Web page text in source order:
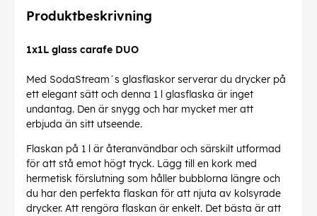
Produktbeskrivning
1x1L glass carafe DUO
Med SodaStream´s glasflaskor serverar du drycker på
ett elegant sätt och denna 1 l glasflaska är inget
undantag. Den är snygg och har mycket mer att
erbjuda än sitt utseende.
Flaskan på 1 l är återanvändbar och särskilt utformad
för att stå emot högt tryck. Lägg till en kork med
hermetisk förslutning som håller bubblorna längre och
du har den perfekta flaskan för att njuta av kolsyrade
drycker. Att rengöra flaskan är enkelt. Det bästa är att